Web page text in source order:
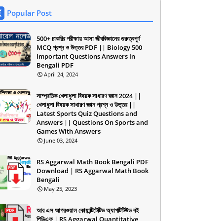
Popular Post
500+ চাকরির পরীক্ষায় আসা জীববিজ্ঞানের গুরুত্বপূর্ণ
MCQ প্রশ্ন ও উত্তর PDF || Biology 500
Important Questions Answers In
Bengali PDF
April 24, 2024
সাম্প্রতিক খেলাধুলা বিষয়ক সাধারণ জ্ঞান 2024 ||
খেলাধুলা বিষয়ক সাধারণ জ্ঞান প্রশ্ন ও উত্তর ||
Latest Sports Quiz Questions and
Answers || Questions On Sports and
Games With Answers
June 03, 2024
RS Aggarwal Math Book Bengali PDF
Download | RS Aggarwal Math Book
Bengali
May 25, 2023
আর এস আগরওয়াল কোয়ান্টিটেটিভ অ্যাপটিটিউড বই
পিডিএফ | RS Aggarwal Quantitative